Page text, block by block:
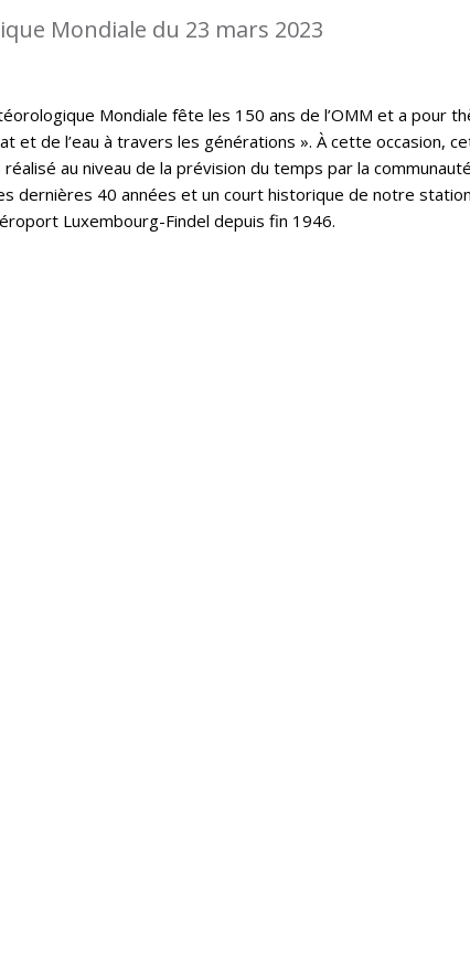
Mondiale du 23 mars 2023
Mondiale fête les 150 ans de l’OMM et a pour
et de l’eau à travers les générations ». À cette occasion,
au niveau de la prévision du temps par la communauté
dernières 40 années et un court historique de notre station
Luxembourg-Findel depuis fin 1946.